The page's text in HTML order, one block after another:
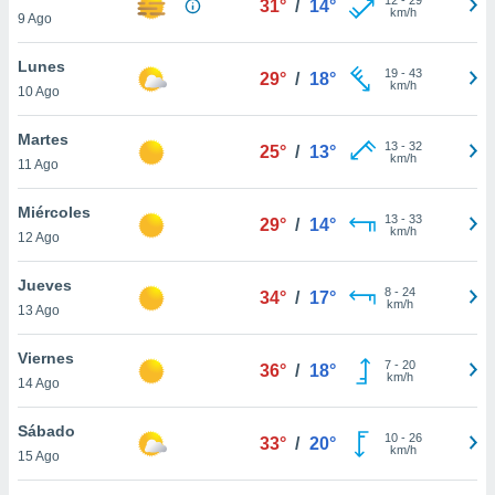
más
nuestra
y
de
disponible
cookies
aceptar
9 Ago
31° / 14°
km/h
Lunes
10 Ago
29° / 18° 19- 43
km/h
Martes
11 Ago
25° / 13° 13- 32
km/h
Miércoles
12 Ago
29° / 14° 13- 33
km/h
Jueves
13 Ago
34° / 17° 8- 24
km/h
Viernes
14 Ago
36° / 18° 7- 20
km/h
Sábado
15 Ago
33° / 20° 10- 26
km/h